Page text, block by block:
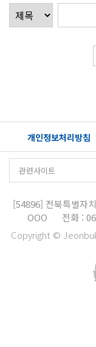
개인정보처리방침
[54896] 전북특별자
OOO
전화 :
Copyright ©